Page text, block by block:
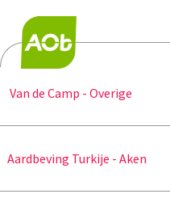
Van de Camp - Overige
Aardbeving Turkije - Aken